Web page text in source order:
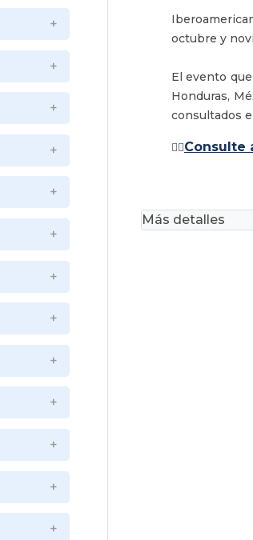
octubre y
El evento
Honduras,
consultados
👉🏼Consulte
Más detalles